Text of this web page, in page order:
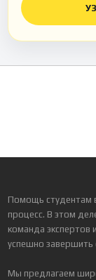
Помощь студентам
процесс. В этом
команда экспертов
успешно завершить
Мы предлагаем